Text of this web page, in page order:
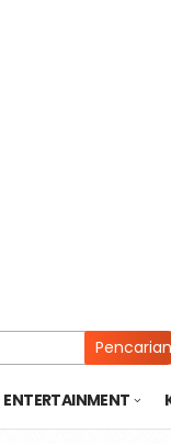
Pencarian
ENTERTAINMENT